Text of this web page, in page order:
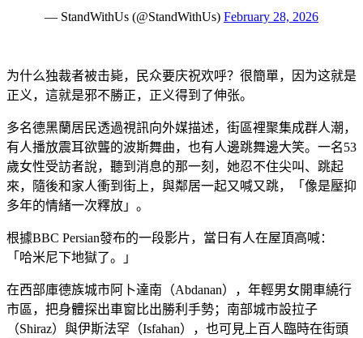
— StandWithUs (@StandWithUs) February 28, 2026
为什么独裁者被击毙，民众要庆祝欢呼？很簡單，因为这就是
正义，這就是邪不勝正，正义得到了伸张。
多名德黑蘭居民透過視訊向外媒描述，街區裡聚集成群人潮，
有人播放震耳欲聾的波斯舞曲，也有人邊跳舞邊大笑。一名53
歲女性受訪者說，聽到消息的那一刻，她忍不住尖叫、跳起
來，隨後和家人衝到街上，與鄰居一起又喊又跳，「像是壓抑
多年的情緒一次釋放」。
根據BBC Persian發布的一段影片，當日有人在屋頂高喊：
「哈米尼下地獄了。」
在西部庫德族城市阿卜達南（Abdanan），年輕男女開車繞行
市區，把身體探出車窗比出勝利手勢；南部城市設拉子
（Shiraz）與伊斯法罕（Isfahan），也可見上百人臨時在街頭